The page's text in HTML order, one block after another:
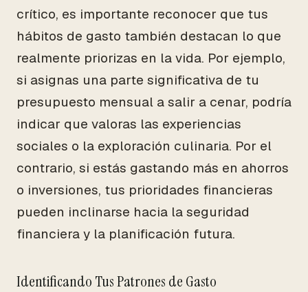
crítico, es importante reconocer que tus
hábitos de gasto también destacan lo que
realmente priorizas en la vida. Por ejemplo,
si asignas una parte significativa de tu
presupuesto mensual a salir a cenar, podría
indicar que valoras las experiencias
sociales o la exploración culinaria. Por el
contrario, si estás gastando más en ahorros
o inversiones, tus prioridades financieras
pueden inclinarse hacia la seguridad
financiera y la planificación futura.
Identificando Tus Patrones de Gasto